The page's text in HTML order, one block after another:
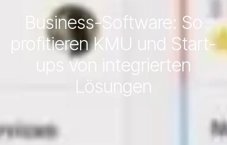
Business-Software: So
profitieren KMU und Start-
ups von integrierten
Lösungen